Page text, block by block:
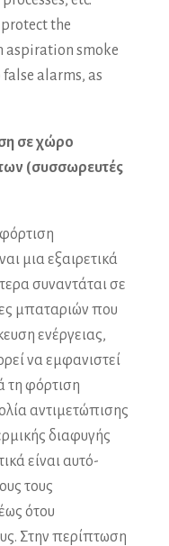
the
aspiration smoke
alarms, as
σε χώρο
(συσσωρευτές
μια εξαιρετικά
συναντάται σε
μπαταριών που
ενέργειας,
να εμφανιστεί
τη φόρτιση
αντιμετώπισης
διαφυγής
είναι αυτό-
τους
ότου
Στην περίπτωση